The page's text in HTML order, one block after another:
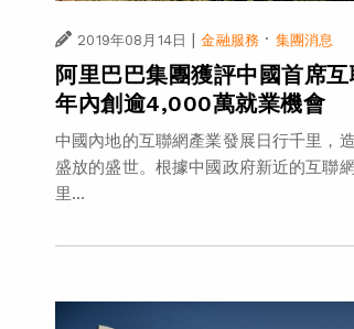
2019年08月14日 | 金融服務 · 集團消息
阿里巴巴集團獲評中國首席
年內創逾4,000萬就業機會
中國內地的互聯網產業發展日行千里，
盛放的盛世。根據中國政府新近的互聯
里...